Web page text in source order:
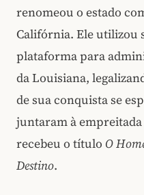
renomeou o estado
Califórnia. Ele utilizou
plataforma para
da Louisiana,
de sua conquista se
juntaram à empreitada
recebeu o título O
Destino.